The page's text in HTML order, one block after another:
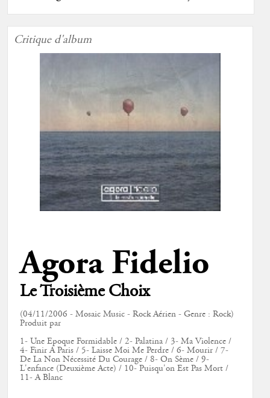
Critique d'album
Agora Fidelio
Le Troisième Choix
(04/11/2006 - Mosaic Music - Rock Aérien - Genre : Rock)
Produit par
1- Une Epoque Formidable / 2- Palatina / 3- Ma Violence /
4- Finir A Paris / 5- Laisse Moi Me Perdre / 6- Mourir / 7-
De La Non Nécessité Du Courage / 8- On Sème / 9-
L'enfance (Deuxième Acte) / 10- Puisqu'on Est Pas Mort /
11- A Blanc